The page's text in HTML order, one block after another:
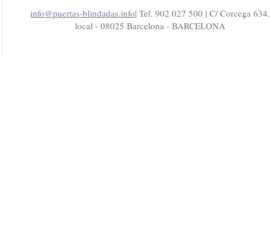
info@puertas-blindadas.info| Tel. 902 027 500 | C/ Corcega 634,
local - 08025 Barcelona - BARCELONA